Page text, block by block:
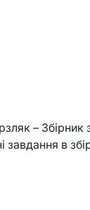
– Збірник
завдання в